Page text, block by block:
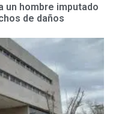
un hombre imputado
de daños